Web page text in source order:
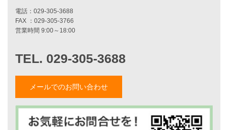
お客様の声
家づくりへの想い
職人紹介
お知らせ・イベント情報
メールでのお問い合わせ